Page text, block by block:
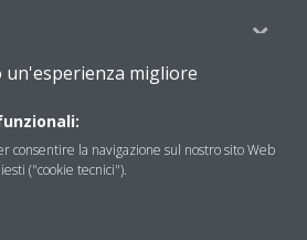
un'esperienza migliore
consentire la navigazione sul nostro sito Web
("cookie tecnici").